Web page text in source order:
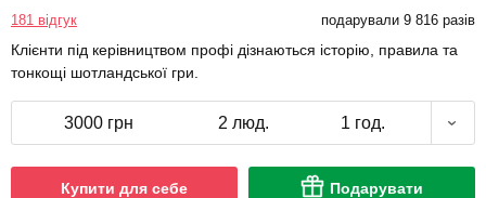
181 відгук подарували 9 816 разів
Клієнти під керівництвом профі дізнаються історію, правила та
тонкощі шотландської гри.
3000 грн 2 люд. 1 год.
Купити для себе Подарувати